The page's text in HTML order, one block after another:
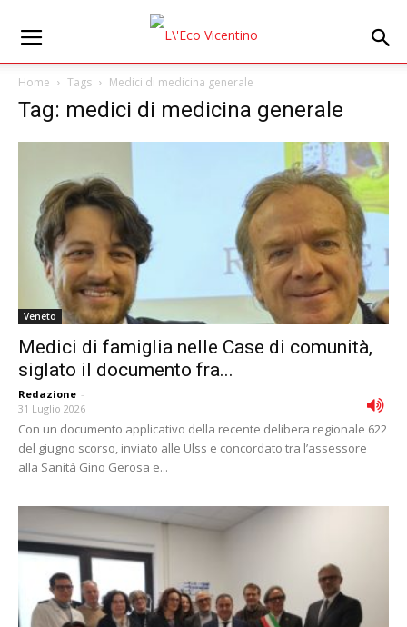
Home Tags Medici di medicina generale
Tag: medici di medicina generale
Veneto
Medici di famiglia nelle Case di comunità,
siglato il documento fra...
Redazione -
31 Luglio 2026
Con un documento applicativo della recente delibera regionale 622
del giugno scorso, inviato alle Ulss e concordato tra l’assessore
alla Sanità Gino Gerosa e...